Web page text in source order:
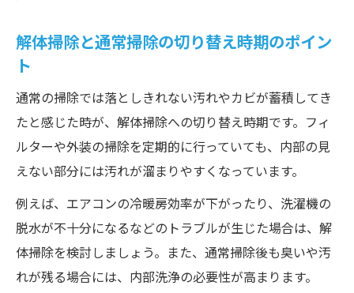
解体掃除と通常掃除の切り替え時期のポイン
ト
通常の掃除では落としきれない汚れやカビが蓄積してき
たと感じた時が、解体掃除への切り替え時期です。フィ
ルターや外装の掃除を定期的に行っていても、内部の見
えない部分には汚れが溜まりやすくなっています。
例えば、エアコンの冷暖房効率が下がったり、洗濯機の
脱水が不十分になるなどのトラブルが生じた場合は、解
体掃除を検討しましょう。また、通常掃除後も臭いや汚
れが残る場合には、内部洗浄の必要性が高まります。